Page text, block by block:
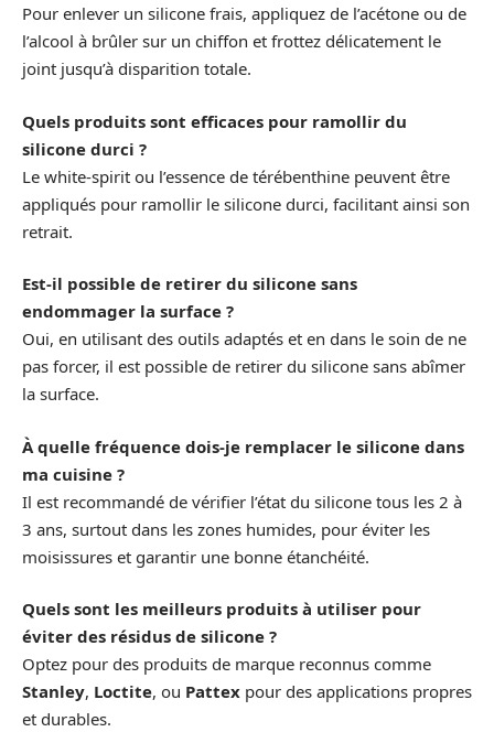
Pour enlever un silicone frais, appliquez de l’acétone ou de
l’alcool à brûler sur un chiffon et frottez délicatement le
joint jusqu’à disparition totale.
Quels produits sont efficaces pour ramollir du
silicone durci ?
Le white-spirit ou l’essence de térébenthine peuvent être
appliqués pour ramollir le silicone durci, facilitant ainsi son
retrait.
Est-il possible de retirer du silicone sans
endommager la surface ?
Oui, en utilisant des outils adaptés et en dans le soin de ne
pas forcer, il est possible de retirer du silicone sans abîmer
la surface.
À quelle fréquence dois-je remplacer le silicone dans
ma cuisine ?
Il est recommandé de vérifier l’état du silicone tous les 2 à
3 ans, surtout dans les zones humides, pour éviter les
moisissures et garantir une bonne étanchéité.
Quels sont les meilleurs produits à utiliser pour
éviter des résidus de silicone ?
Optez pour des produits de marque reconnus comme
Stanley, Loctite, ou Pattex pour des applications propres
et durables.